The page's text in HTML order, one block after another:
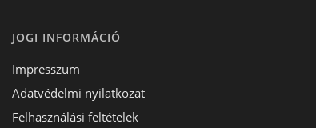
JOGI INFORMÁCIÓ
Impresszum
Adatvédelmi nyilatkozat
Felhasználási feltételek